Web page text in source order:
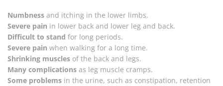
Numbness and itching in the lower limbs.
Severe pain in lower back and lower leg and back.
Difficult to stand for long periods.
Severe pain when walking for a long time.
Shrinking muscles of the back and legs.
Many complications as leg muscle cramps.
Some problems in the urine, such as constipation, retention